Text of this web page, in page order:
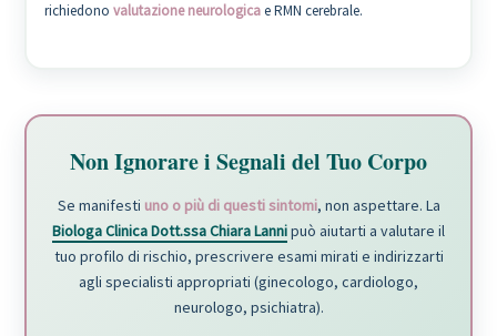
richiedono valutazione neurologicae RMN cerebrale.
Non Ignorare i Segnali del Tuo Corpo
Se manifesti uno o più di questi sintomi, non aspettare. La
Biologa Clinica Dott.ssa Chiara Lannipuò aiutarti a valutare il
tuo profilo di rischio, prescrivere esami mirati e indirizzarti
agli specialisti appropriati (ginecologo, cardiologo,
neurologo, psichiatra).